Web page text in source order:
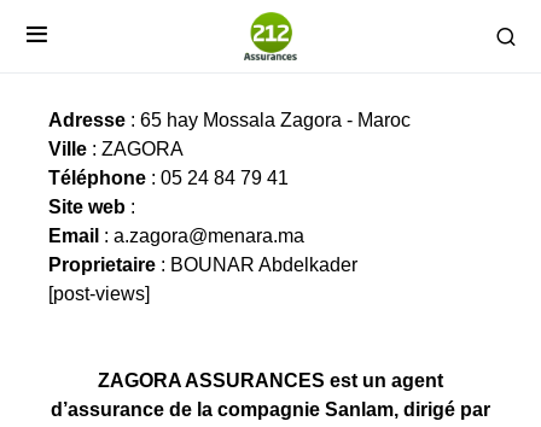
ZAGORA ASSURANCES
Adresse : 65 hay Mossala Zagora - Maroc
Ville : ZAGORA
Téléphone : 05 24 84 79 41
Site web :
Email : a.zagora@menara.ma
Proprietaire : BOUNAR Abdelkader
[post-views]
ZAGORA ASSURANCES est un agent
d’assurance de la compagnie Sanlam, dirigé par